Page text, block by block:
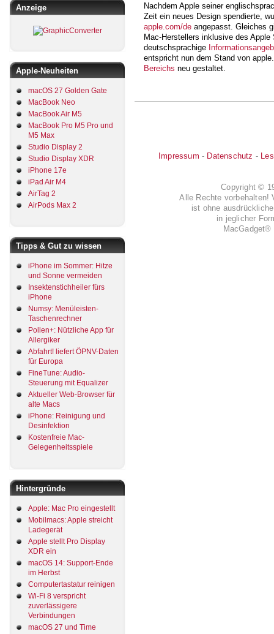
Anzeige
Apple-Neuheiten
macOS 27 Golden Gate
MacBook Neo
MacBook Air M5
MacBook Pro M5 Pro und
M5 Max
Studio Display 2
Studio Display XDR
iPhone 17e
iPad Air M4
AirTag 2
AirPods Max 2
Tipps & Gut zu wissen
iPhone im Sommer: Hitze
und Sonne vermeiden
Insektenstichheiler fürs
iPhone
Numsy: Menüleisten-
Taschenrechner
Pollen+: Nützliche App für
Allergiker
Abfahrt! liefert ÖPNV-Daten
für Europa
FineTune: Audio-
Steuerung mit Equalizer
Aktueller Web-Browser für
alte Macs
iPhone: Reinigung und
Desinfektion
Kostenfreie Mac-
Gelegenheitsspiele
Hintergründe
Apple: Mac Pro eingestellt
Mobilmacs: Apple streicht
Ladegerät
Apple stellt Pro Display
XDR ein
macOS 14: Support-Ende
im Herbst
Computertastatur reinigen
Wi-Fi 8 verspricht
zuverlässigere
Verbindungen
macOS 27 und Time
Nachdem Apple seiner
Zeit ein neues Design spendierte,
apple.com/de angepasst. Gleiches
Mac-Herstellers inklusive des
deutschsprachige
entspricht nun dem Stand von
Bereichs neu gestaltet.
Impressum - Datenschutz -
Copyright ©
Alle Rechte vorbehalten!
ist ohne
in jeglicher
MacGadget®